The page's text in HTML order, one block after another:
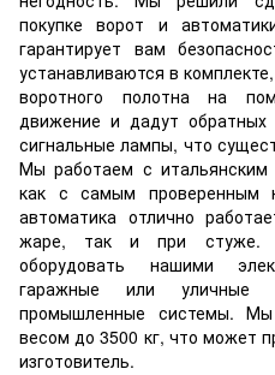
покупке ворот и
гарантирует вам
устанавливаются в
воротного полотна на
движение и дадут
сигнальные лампы, что
Мы работаем с итальянским
как с самым проверенным
автоматика отлично
жаре, так и при стуже.
оборудовать нашими
гаражные или
промышленные системы.
весом до 3500 кг, что может
изготовитель.